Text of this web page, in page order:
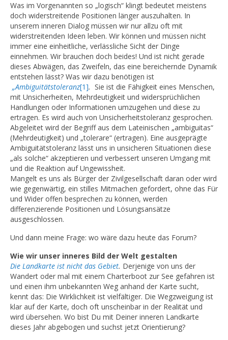
Was im Vorgenannten so „logisch“ klingt bedeutet meistens
doch widerstreitende Positionen länger auszuhalten. In
unserem inneren Dialog müssen wir nur allzu oft mit
widerstreitenden Ideen leben. Wir können und müssen nicht
immer eine einheitliche, verlässliche Sicht der Dinge
einnehmen. Wir brauchen doch beides! Und ist nicht gerade
dieses Abwägen, das Zweifeln, das eine bereichernde Dynamik
entstehen lässt? Was wir dazu benötigen ist
„Ambiguitätstoleranz[1]. Sie ist die Fähigkeit eines Menschen,
mit Unsicherheiten, Mehrdeutigkeit und widersprüchlichen
Handlungen oder Informationen umzugehen und diese zu
ertragen. Es wird auch von Unsicherheitstoleranz gesprochen.
Abgeleitet wird der Begriff aus dem Lateinischen „ambiguitas“
(Mehrdeutigkeit) und „tolerare“ (ertragen). Eine ausgeprägte
Ambiguitätstoleranz lässt uns in unsicheren Situationen diese
„als solche“ akzeptieren und verbessert unseren Umgang mit
und die Reaktion auf Ungewissheit.
Mangelt es uns als Bürger der Zivilgesellschaft daran oder wird
wie gegenwärtig, ein stilles Mitmachen gefordert, ohne das Für
und Wider offen besprechen zu können, werden
differenzierende Positionen und Lösungsansätze
ausgeschlossen.
Und dann meine Frage: wo wäre dazu heute das Forum?
Wie wir unser inneres Bild der Welt gestalten
Die Landkarte ist nicht das Gebiet. Derjenige von uns der
Wandert oder mal mit einem Charterboot zur See gefahren ist
und einen ihm unbekannten Weg anhand der Karte sucht,
kennt das: Die Wirklichkeit ist vielfältiger. Die Wegzweigung ist
klar auf der Karte, doch oft unscheinbar in der Realität und
wird übersehen. Wo bist Du mit Deiner inneren Landkarte
dieses Jahr abgebogen und suchst jetzt Orientierung?